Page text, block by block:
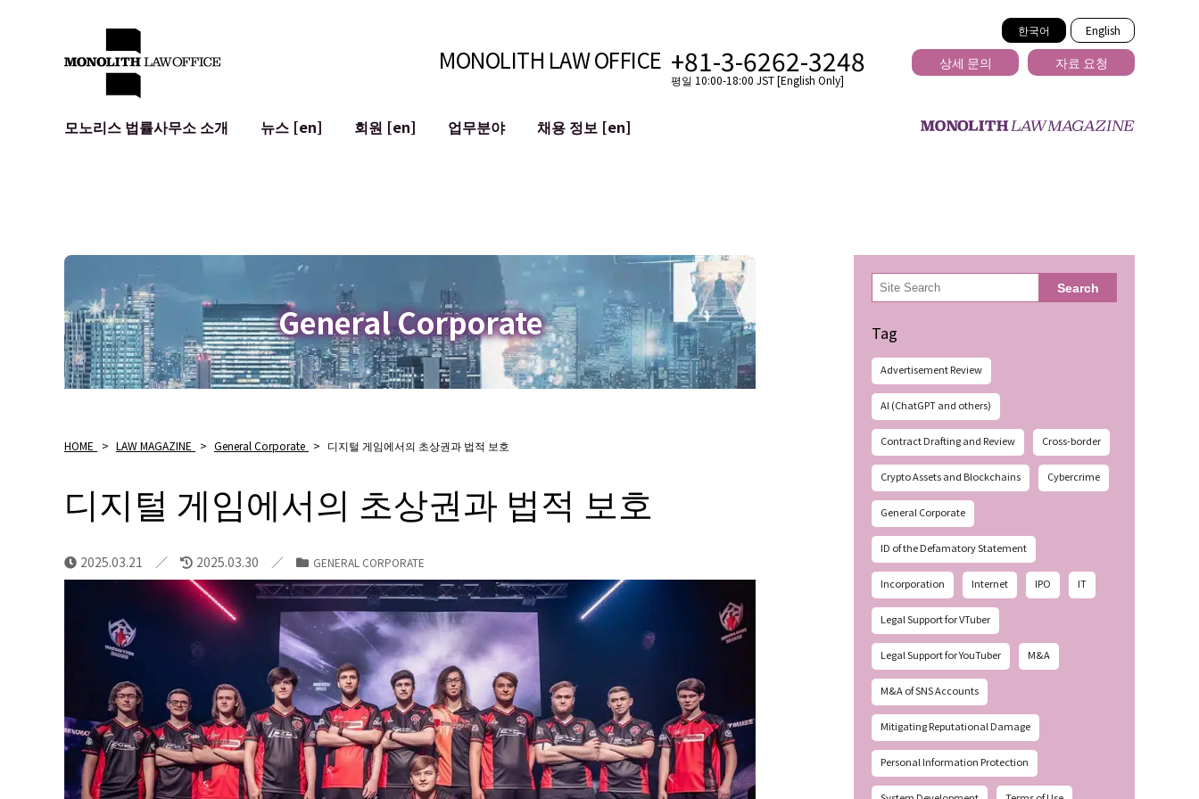
한국어 English
MONOLITH LAW OFFICE +81-3-6262-3248
평일 10:00-18:00 JST [English Only]
상세 문의 자료 요청
모노리스 법률사무소 소개
뉴스 [en] 회원 [en]
업무분야
개인정보 보호
광고 리뷰
사이버 범죄
평판 손상 완화
명예훼손 발언의 ID
채용 정보 [en]
General Corporate
HOME > LAW MAGAZINE > General Corporate > 디지털 게임에서의 초상권과 법적 보호
디지털 게임에서의 초상권과 법적 보호
2025.03.21 2025.03.30 GENERAL CORPORATE
検
索 Search
Tag
Advertisement Review
AI (ChatGPT and others)
Contract Drafting and Review Cross-border
Crypto Assets and Blockchains Cybercrime
General Corporate
ID of the Defamatory Statement
Incorporation Internet IPO IT
Legal Support for VTuber
Legal Support for YouTuber M&A
M&A of SNS Accounts
Mitigating Reputational Damage
Personal Information Protection